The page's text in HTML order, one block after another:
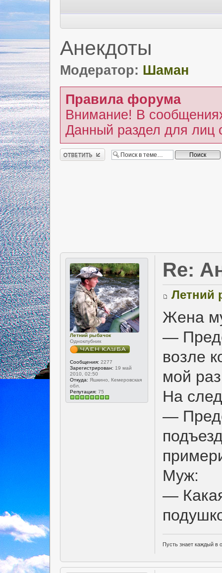
Анекдоты
Модератор: Шаман
Правила форума
Внимание! В
Данный раздел для лиц
Ответить
Летний рыбачок
Одноклубник
Сообщения: 2277
Зарегистрирован: 19 май
2010, 02:50
Откуда: Яшкино, Кемеровская
обл.
Репутация: 75
Re:
Летний
Жена
—
возле
мой
На
—
Муж:
—
Пусть знает каждый в